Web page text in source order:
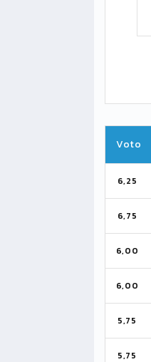
Voto
6,25
6,75
6,00
6,00
5,75
5,75